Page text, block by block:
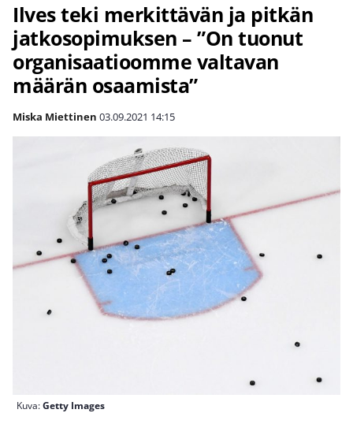
Ilves teki merkittävän ja pitkän
jatkosopimuksen – ”On tuonut
organisaatioomme valtavan
määrän osaamista”
Miska Miettinen 03.09.2021 14:15
Kuva:Getty Images